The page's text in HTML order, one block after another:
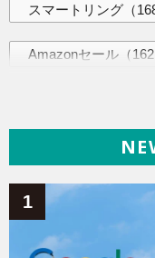
スマートリング （
Amazonセール （162
Galaxy（133）
AppleWatchアクセ